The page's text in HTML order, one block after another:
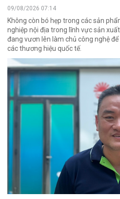
09/08/2026 07:14
Không còn bó hẹp trong các sản
nghiệp nội địa trong lĩnh vực sản
đang vươn lên làm chủ công nghệ
các thương hiệu quốc tế.